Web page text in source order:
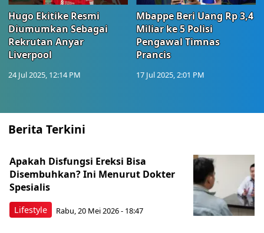
Hugo Ekitike Resmi
Diumumkan Sebagai
Rekrutan Anyar
Liverpool
24 Jul 2025, 12:14 PM
Mbappe Beri Uang Rp 3,4
Miliar ke 5 Polisi
Pengawal Timnas
Prancis
17 Jul 2025, 2:01 PM
Berita Terkini
Lifestyle
Apakah Disfungsi Ereksi Bisa
Disembuhkan? Ini Menurut Dokter
Spesialis
Rabu, 20 Mei 2026 - 18:47